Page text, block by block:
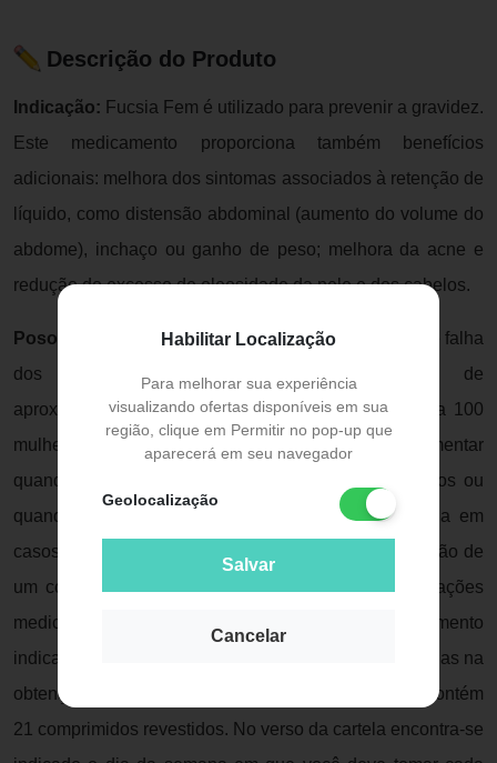
Habilitar Localização
Para melhorar sua experiência
visualizando ofertas disponíveis em sua
região, clique em Permitir no pop-up que
aparecerá em seu navegador
Geolocalização
Salvar
Cancelar
Descrição do Produto
Indicação: Fucsia Fem é utilizado para prevenir a gravidez.
Este medicamento proporciona também benefícios
adicionais: melhora dos sintomas associados à retenção de
líquido, como distensão abdominal (aumento do volume do
abdome), inchaço ou ganho de peso; melhora da acne e
redução do excesso de oleosidade da pele e dos cabelos.
Posologia:
Quando usados corretamente, o índice de falha
dos contraceptivos orais combinados é de
aproximadamente 1% ao ano (uma gestação a cada 100
mulheres por ano de uso). O índice de falha pode aumentar
quando há esquecimento de tomada dos comprimidos ou
quando estes são tomados incorretamente, ou ainda em
casos de vômitos dentro de 3 a 4 horas após a ingestão de
um comprimido ou diarreia intensa, bem como interações
medicamentosas. Siga rigorosamente o procedimento
indicado, pois o não cumprimento pode ocasionar falhas na
obtenção dos resultados. A cartela de Fucsia Fem contém
21 comprimidos revestidos. No verso da cartela encontra-se